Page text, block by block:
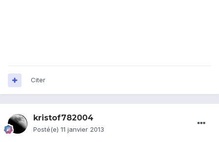
Citer
kristof782004
Posté(e) 11 janvier 2013